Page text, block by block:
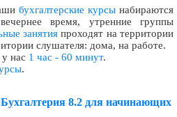
бухгалтерские курсы набираются
время, утренние группы
занятия проходят на территории
слушателя: дома, на работе.
нас 1 час - 60 минут.
.
8.2 для начинающих